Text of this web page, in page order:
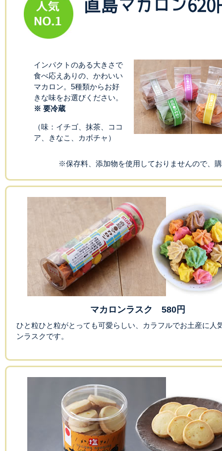
直島マカロン620
インパクトのある大きさで
食べ応えありの、かわいい
マカロン。5種類からお好
きな味をお選びください。
※ 要冷蔵
（味：イチゴ、抹茶、ココ
ア、きなこ、カボチャ）
※保存料、添加物を使用しておりませんので、
マカロンラスク 580円
ひと粒ひと粒がとっても可愛らしい、カラフルでお土産に人
ンラスクです。